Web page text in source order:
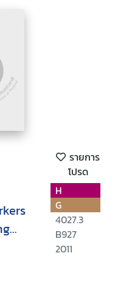
รายการ
โปรด
H
G
4027.3
B927
2011